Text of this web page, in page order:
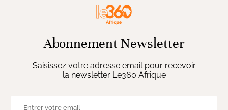
Abonnement Newsletter
Saisissez votre adresse email pour recevoir
la newsletter Le360 Afrique